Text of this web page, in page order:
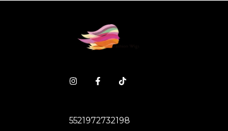
5521972732198